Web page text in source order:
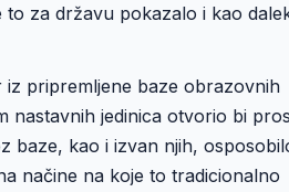
za državu pokazalo i kao
iz pripremljene baze obrazovnih
nastavnih jedinica otvorio bi
baze, kao i izvan njih,
načine na koje to tradicionalno